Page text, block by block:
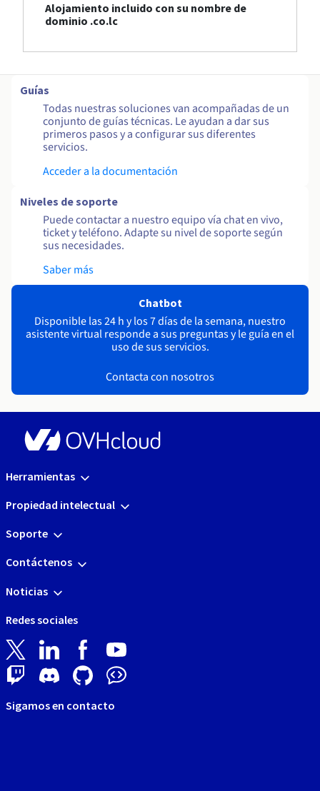
Alojamiento incluido con su nombre de
dominio .co.lc
Guías
Todas nuestras soluciones van acompañadas de un
conjunto de guías técnicas. Le ayudan a dar sus
primeros pasos y a configurar sus diferentes
servicios.
Acceder a la documentación
Niveles de soporte
Puede contactar a nuestro equipo vía chat en vivo,
ticket y teléfono. Adapte su nivel de soporte según
sus necesidades.
Saber más
Chatbot
Disponible las 24 h y los 7 días de la semana, nuestro
asistente virtual responde a sus preguntas y le guía en el
uso de sus servicios.
Contacta con nosotros
Herramientas
Propiedad intelectual
Soporte
Contáctenos
Noticias
Redes sociales
Sigamos en contacto